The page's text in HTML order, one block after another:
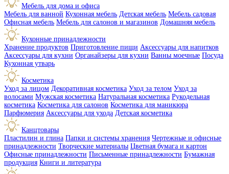
Мебель для дома и офиса
Мебель для ванной Кухонная мебель Детская мебель Мебель садовая
Офисная мебель Мебель для салонов и магазинов Домашняя мебель
Кухонные принадлежности
Хранение продуктов Приготовление пищи Аксессуары для напитков
Аксессуары для кухни Органайзеры для кухни Ванны моечные Посуда
Кухонная утварь
Косметика
Уход за лицом Декоративная косметика Уход за телом Уход за
волосами Мужская косметика Натуральная косметика Рукодельная
косметика Косметика для салонов Косметика для маникюра
Парфюмерия Аксессуары для ухода Детская косметика
Канцтовары
Пластилин и глина Папки и системы хранения Чертежные и офисные
принадлежности Творческие материалы Цветная бумага и картон
Офисные принадлежности Письменные принадлежности Бумажная
продукция Книги и литература